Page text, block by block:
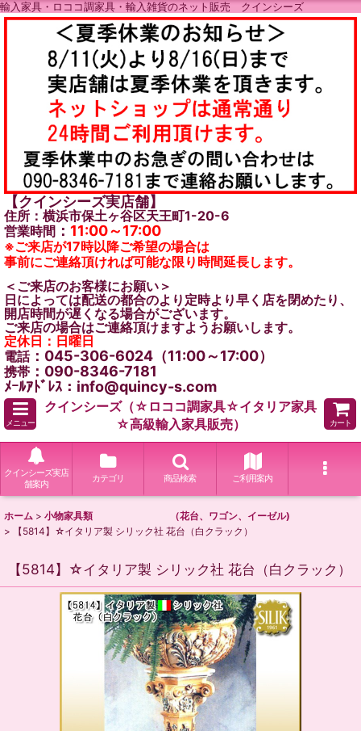
輸入家具・ロココ調家具・輸入雑貨のネット販売 クインシーズ
【クインシーズ実店舗】
住所：横浜市保土ヶ谷区天王町1-20-6
営業時間 ： 11:00～17:00
※ご来店が17時以降ご希望の場合は
事前にご連絡頂ければ可能な限り時間延長します。
＜ご来店のお客様にお願い＞
日によっては配送の都合のより定時より早く店を閉めたり、
開店時間が遅くなる場合がございます。
ご来店の場合はご連絡頂けますようお願いします。
定休日：日曜日
電話：045-306-6024（11:00～17:00）
携帯 ：090-8346-7181
ﾒｰﾙｱﾄﾞﾚｽ：info@quincy-s.com
メニュー
クインシーズ（☆ロココ調家具☆イタリア家具
☆高級輸入家具販売）
カート
クインシーズ実店
舗案内
カテゴリ 商品検索 ご利用案内
ホーム > 小物家具類 （花台、ワゴン、イーゼル)
>
【5814】☆イタリア製 シリック社 花台（白クラック）
【5814】☆イタリア製 シリック社 花台（白クラック）